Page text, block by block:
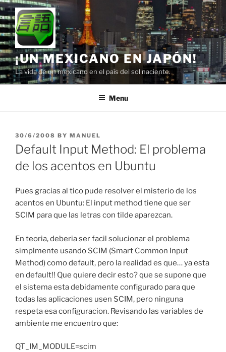
Skip
to
content
¡UN MEXICANO EN JAPÓN!
La vida de un mexicano en el país del sol naciente.
Menu
POSTED
ON
30/6/2008 BY MANUEL
Default Input Method: El problema
de los acentos en Ubuntu
Pues gracias al tico pude resolver el misterio de los
acentos en Ubuntu: El input method tiene que ser
SCIM para que las letras con tilde aparezcan.
En teoria, deberia ser facil solucionar el problema
simplmente usando SCIM (Smart Common Input
Method) como default, pero la realidad es que… ya esta
en default!! Que quiere decir esto? que se supone que
el sistema esta debidamente configurado para que
todas las aplicaciones usen SCIM, pero ninguna
respeta esa configuracion. Revisando las variables de
ambiente me encuentro que:
QT_IM_MODULE=scim